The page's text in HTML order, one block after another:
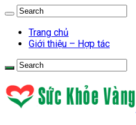
Trang chủ
Giới thiệu – Hợp tác